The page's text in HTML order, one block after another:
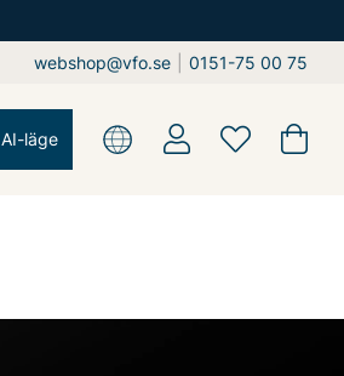
webshop@vfo.se 0151-75 00 75
AI-läge